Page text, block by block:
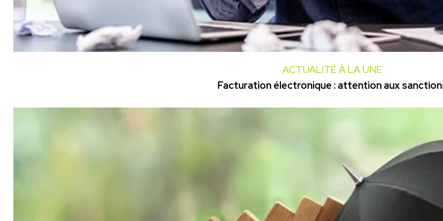
ACTUALITÉ À LA UNE
Facturation électronique : attention aux